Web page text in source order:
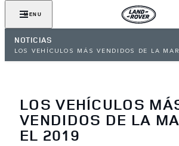
MENU
NOTICIAS
LOS VEHÍCULOS MÁS VENDIDOS DE LA
LOS VEHÍCULOS
VENDIDOS DE LA
EL 2019